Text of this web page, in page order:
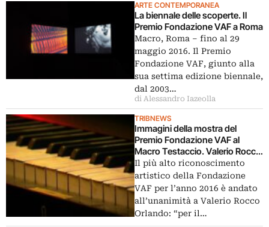
ARTE CONTEMPORANEA
La biennale delle scoperte. Il
Premio Fondazione VAF a Roma
Macro, Roma – fino al 29
maggio 2016. Il Premio
Fondazione VAF, giunto alla
sua settima edizione biennale,
dal 2003…
di Alessandro Iazeolla
TRIBNEWS
Immagini della mostra del
Premio Fondazione VAF al
Macro Testaccio. Valerio Rocco
Orlando ha vinto l’edizione 2016
Il più alto riconoscimento
artistico della Fondazione
VAF per l’anno 2016 è andato
all’unanimità a Valerio Rocco
Orlando: “per il…